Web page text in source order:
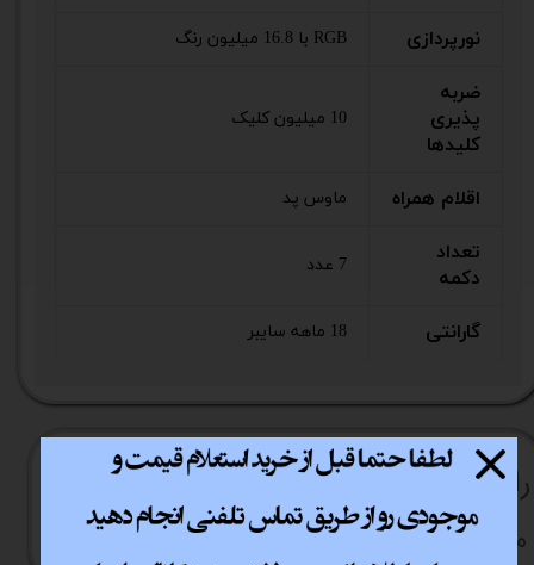
نورپردازی RGB با 16.8 میلیون رنگ
ضربه
پذیری
کلیدها
10 میلیون کلیک
اقلام همراه ماوس پد
تعداد
دکمه
7 عدد
گارانتی 18 ماهه سایبر
راهنما​​​​​​​​​​​​​​ی خرید نحوه ارسال کالا
مشاوره قبل از خرید رویه بازگردانی کالا